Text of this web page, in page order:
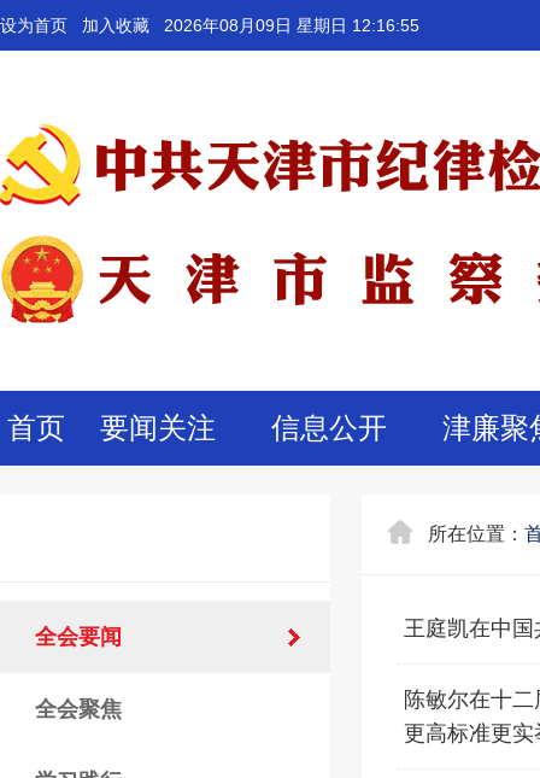
设为首页 加入收藏 2026年08月09日 星期日 12:16:55
首页 要闻关注 信息公开 津廉聚
全会要闻
全会聚焦
所在位置：
王庭凯在中
陈敏尔在十
更高标准更